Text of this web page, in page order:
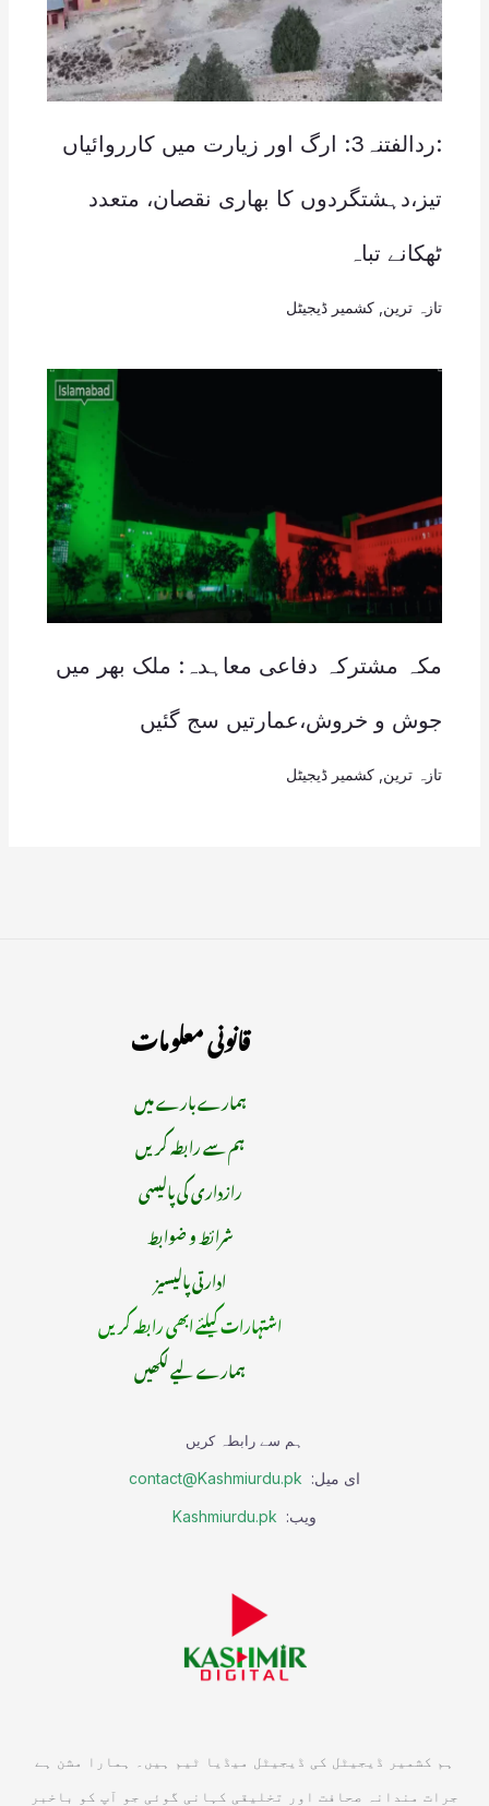
:ردالفتنہ3: ارگ اور زیارت میں کارروائیاں
تیز،دہشتگردوں کا بھاری نقصان، متعدد
ٹھکانے تباہ
تازہ ترین کشمیر ڈیجیٹل
مکہ مشترکہ دفاعی معاہدہ: ملک بھر میں
جوش و خروش،عمارتیں سج گئیں
تازہ ترین کشمیر ڈیجیٹل
قانونی معلومات
ہمارے بارے میں
ہم سے رابطہ کریں
رازداری کی پالیسی
شرائط و ضوابط
ادارتی پالیسیز
اشتہارات کیلئے ابھی رابطہ کریں
ہمارے لیے لکھیں
ہم سے رابطہ کریں
ای میل: contact@Kashmiurdu.pk
ویب: Kashmiurdu.pk
ہم کشمیر ڈیجیٹل کی ڈیجیٹل میڈیا ٹیم ہیں۔ ہمارا مشن ہے
جرات مندانہ صحافت اور تخلیقی کہانی گوئی جو آپ کو باخبر